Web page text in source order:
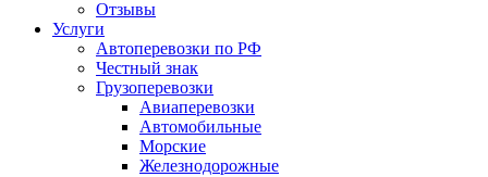
Отзывы
Услуги
Автоперевозки по РФ
Честный знак
Грузоперевозки
Авиаперевозки
Автомобильные
Морские
Железнодорожные